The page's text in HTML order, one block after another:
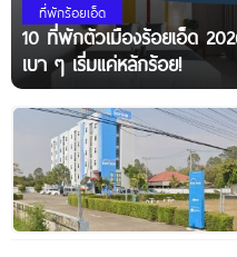
ที่พักร้อยเอ็ด
10 ที่พักตัวเมืองร้อยเอ็ด
เบา ๆ เริ่มแค่หลักร้อย!